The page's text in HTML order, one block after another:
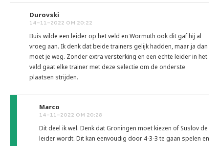
Durovski
14-11-2022 OM 20:22
Buis wilde een leider op het veld en Wormuth ook dit gaf hij al
vroeg aan. Ik denk dat beide trainers gelijk hadden, maar ja dan
moet je weg. Zonder extra versterking en een echte leider in het
veld gaat elke trainer met deze selectie om de onderste
plaatsen strijden.
Marco
14-11-2022 OM 20:28
Dit deel ik wel. Denk dat Groningen moet kiezen of Suslov de
leider wordt. Dit kan eenvoudig door 4-3-3 te gaan spelen en